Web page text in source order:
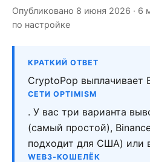
Опубликовано 8 июня 2026 · 6
по настройке
КРАТКИЙ ОТВЕТ
CryptoPop выплачивает
СЕТИ OPTIMISM
. У вас три варианта
(самый простой),
подходит для США) или
WEB3-КОШЕЛЁК